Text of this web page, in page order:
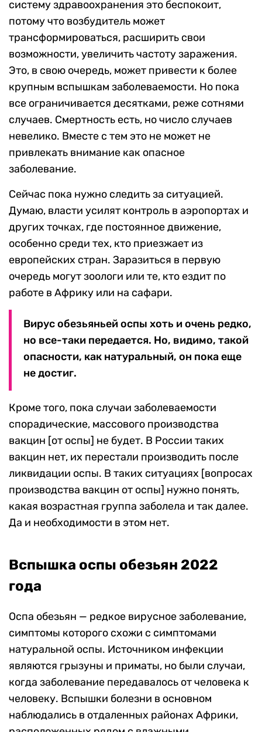
систему здравоохранения это беспокоит,
потому что возбудитель может
трансформироваться, расширить свои
возможности, увеличить частоту заражения.
Это, в свою очередь, может привести к более
крупным вспышкам заболеваемости. Но пока
все ограничивается десятками, реже сотнями
случаев. Смертность есть, но число случаев
невелико. Вместе с тем это не может не
привлекать внимание как опасное
заболевание.
Сейчас пока нужно следить за ситуацией.
Думаю, власти усилят контроль в аэропортах и
других точках, где постоянное движение,
особенно среди тех, кто приезжает из
европейских стран. Заразиться в первую
очередь могут зоологи или те, кто ездит по
работе в Африку или на сафари.
Вирус обезьяньей оспы хоть и очень редко,
но все-таки передается. Но, видимо, такой
опасности, как натуральный, он пока еще
не достиг.
Кроме того, пока случаи заболеваемости
спорадические, массового производства
вакцин [от оспы] не будет. В России таких
вакцин нет, их перестали производить после
ликвидации оспы. В таких ситуациях [вопросах
производства вакцин от оспы] нужно понять,
какая возрастная группа заболела и так далее.
Да и необходимости в этом нет.
Вспышка оспы обезьян 2022
года
Оспа обезьян — редкое вирусное заболевание,
симптомы которого схожи с симптомами
натуральной оспы. Источником инфекции
являются грызуны и приматы, но были случаи,
когда заболевание передавалось от человека к
человеку. Вспышки болезни в основном
наблюдались в отдаленных районах Африки,